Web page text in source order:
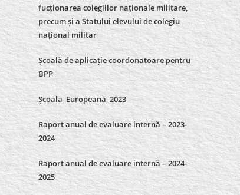
fucționarea colegiilor naționale militare,
precum și a Statului elevului de colegiu
național militar
Școală de aplicație coordonatoare pentru
BPP
Școala_Europeana_2023
Raport anual de evaluare internă – 2023-
2024
Raport anual de evaluare internă –2024-
2025